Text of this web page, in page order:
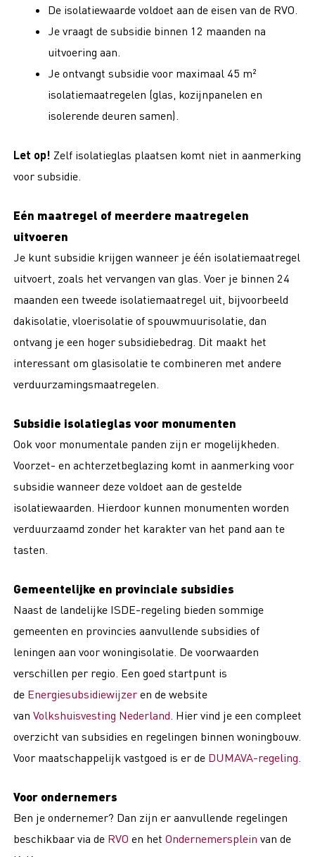
De isolatiewaarde voldoet aan de eisen van de RVO.
Je vraagt de subsidie binnen 12 maanden na
uitvoering aan.
Je ontvangt subsidie voor maximaal 45 m²
isolatiemaatregelen (glas, kozijnpanelen en
isolerende deuren samen).
Let op! Zelf isolatieglas plaatsen komt niet in aanmerking
voor subsidie.
Eén maatregel of meerdere maatregelen
uitvoeren
Je kunt subsidie krijgen wanneer je één isolatiemaatregel
uitvoert, zoals het vervangen van glas. Voer je binnen 24
maanden een tweede isolatiemaatregel uit, bijvoorbeeld
dakisolatie, vloerisolatie of spouwmuurisolatie, dan
ontvang je een hoger subsidiebedrag. Dit maakt het
interessant om glasisolatie te combineren met andere
verduurzamingsmaatregelen.
Subsidie isolatieglas voor monumenten
Ook voor monumentale panden zijn er mogelijkheden.
Voorzet- en achterzetbeglazing komt in aanmerking voor
subsidie wanneer deze voldoet aan de gestelde
isolatiewaarden. Hierdoor kunnen monumenten worden
verduurzaamd zonder het karakter van het pand aan te
tasten.
Gemeentelijke en provinciale subsidies
Naast de landelijke ISDE-regeling bieden sommige
gemeenten en provincies aanvullende subsidies of
leningen aan voor woningisolatie. De voorwaarden
verschillen per regio. Een goed startpunt is
de Energiesubsidiewijzeren de website
van Volkshuisvesting Nederland . Hier vind je een compleet
overzicht van subsidies en regelingen binnen woningbouw.
Voor maatschappelijk vastgoed is er de DUMAVA-regeling
Voor ondernemers
Ben je ondernemer? Dan zijn er aanvullende regelingen
beschikbaar via de RVO en het Ondernemersplein van de